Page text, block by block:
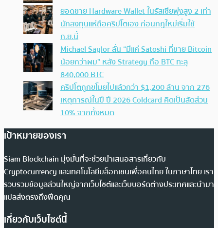
ยอดขาย Hardware Wallet ในรัสเซียพุ่งสูง 2 เท่า
นักลงทุนแห่ถือคริปโตเอง ก่อนกฎใหม่เริ่มใช้
ก.ย.นี้
Michael Saylor ลั่น “มีแค่ Satoshi ที่ขาย Bitcoin
น้อยกว่าผม” หลัง Strategy ถือ BTC ทะลุ
840,000 BTC
คริปโตถูกขโมยไปแล้วกว่า $1,200 ล้าน จาก 276
เหตุการณ์ในปี ปี 2026 Coldcard คิดเป็นสัดส่วน
10% จากทั้งหมด
เป้าหมายของเรา
Siam Blockchain มุ่งมั่นที่จะช่วยนำเสนอสารเกี่ยวกับ
Cryptocurrency และเทคโนโลยีบล็อกเชนเพื่อคนไทย ในภาษาไทย เรา
รวบรวมข้อมูลส่วนใหญ่จากเว็บไซต์และเว็บบอร์ดต่างประเทศและนำมา
แปลส่งตรงถึงฟีดคุณ
เกี่ยวกับเว็บไซต์นี้